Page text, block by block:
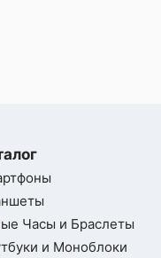
Часы и Браслеты
и Моноблоки